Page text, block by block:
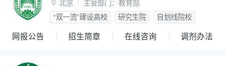
 北京 主管部门： 教育部
“双一流”建设高校
研究生院 自划线院校
网报公告 招生简章 在线咨询 调剂办法